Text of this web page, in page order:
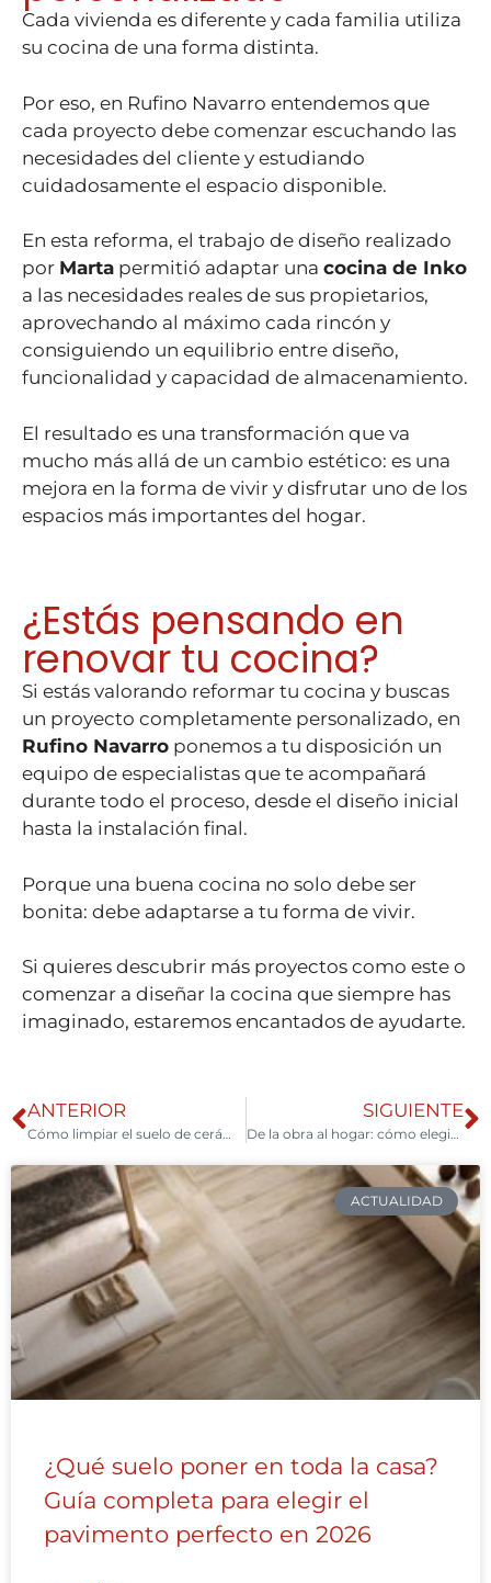
Cada vivienda es diferente y cada familia utiliza
su cocina de una forma distinta.
Por eso, en Rufino Navarro entendemos que
cada proyecto debe comenzar escuchando las
necesidades del cliente y estudiando
cuidadosamente el espacio disponible.
En esta reforma, el trabajo de diseño realizado
por Marta permitió adaptar una cocina de Inko
a las necesidades reales de sus propietarios,
aprovechando al máximo cada rincón y
consiguiendo un equilibrio entre diseño,
funcionalidad y capacidad de almacenamiento.
El resultado es una transformación que va
mucho más allá de un cambio estético: es una
mejora en la forma de vivir y disfrutar uno de los
espacios más importantes del hogar.
¿Estás pensando en
renovar tu cocina?
Si estás valorando reformar tu cocina y buscas
un proyecto completamente personalizado, en
Rufino Navarro ponemos a tu disposición un
equipo de especialistas que te acompañará
durante todo el proceso, desde el diseño inicial
hasta la instalación final.
Porque una buena cocina no solo debe ser
bonita: debe adaptarse a tu forma de vivir.
Si quieres descubrir más proyectos como este o
comenzar a diseñar la cocina que siempre has
imaginado, estaremos encantados de ayudarte.
ANTERIOR
Cómo limpiar el suelo de cerámica: guía profesional para un resultado impecable
SIGUIENTE
De la obra al hogar: cómo elegir materiales y adhesivos para una reforma impecable
ACTUALIDAD
¿Qué suelo poner en toda la casa?
Guía completa para elegir el
pavimento perfecto en 2026